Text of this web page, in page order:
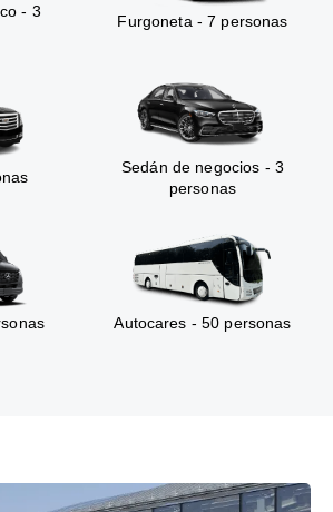
- 3
Furgoneta - 7 personas
Sedán de negocios - 3
personas
Autocares - 50 personas